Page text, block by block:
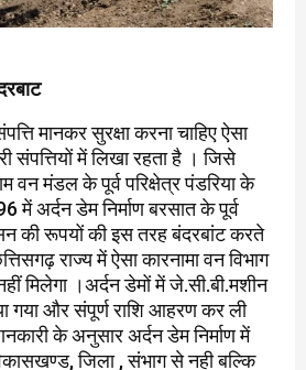
मानकर सुरक्षा करना चाहिए ऐसा
संपत्तियों में लिखा रहता है । जिसे
मंडल के पूर्व परिक्षेत्र पंडरिया के
में अर्दन डेम निर्माण बरसात के पूर्व
की रूपयों की इस तरह बंदरबांट करते
राज्य में ऐसा कारनामा वन विभाग
मिलेगा ।अर्दन डेमों में जे.सी.बी.मशीन
गया और संपूर्ण राशि आहरण कर ली
के अनुसार अर्दन डेम निर्माण में
जिला , संभाग से नही बल्कि